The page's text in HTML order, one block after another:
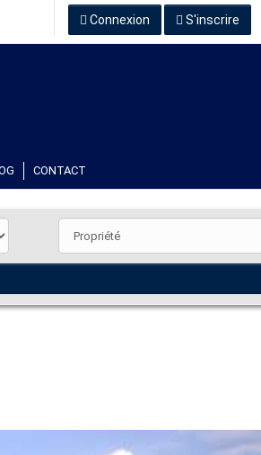
Connexion S'inscrire
CONTACT